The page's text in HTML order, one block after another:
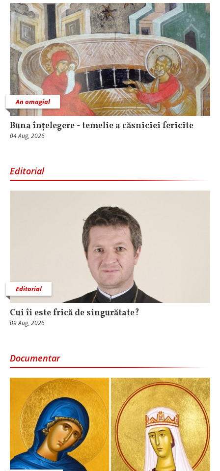
An omagial
Buna înțelegere - temelie a căsniciei fericite
04 Aug, 2026
Editorial
Editorial
Cui îi este frică de singurătate?
09 Aug, 2026
Documentar